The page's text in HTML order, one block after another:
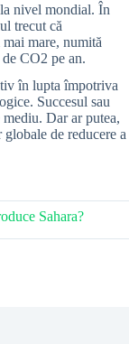
nivel mondial. În
trecut că
mare, numită
CO2 pe an.
în lupta împotriva
Succesul sau
Dar ar putea,
de reducere a
Sahara?